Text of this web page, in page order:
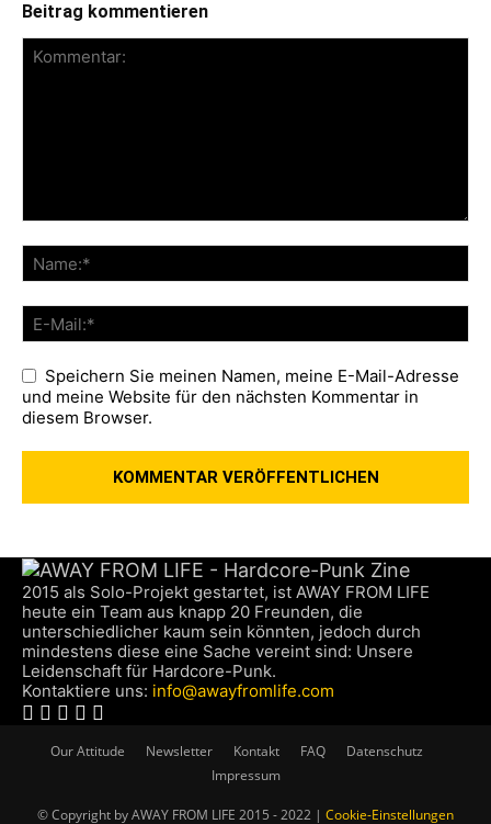
Beitrag kommentieren
Speichern Sie meinen Namen, meine E-Mail-Adresse
und meine Website für den nächsten Kommentar in
diesem Browser.
2015 als Solo-Projekt gestartet, ist AWAY FROM LIFE
heute ein Team aus knapp 20 Freunden, die
unterschiedlicher kaum sein könnten, jedoch durch
mindestens diese eine Sache vereint sind: Unsere
Leidenschaft für Hardcore-Punk.
Kontaktiere uns: info@awayfromlife.com
Our Attitude Newsletter Kontakt FAQ
Datenschutz
Impressum
© Copyright by AWAY FROM LIFE 2015 - 2022 | Cookie-Einstellungen